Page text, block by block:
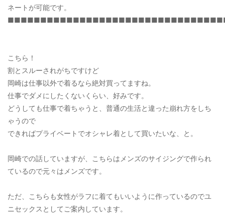
ネートが可能です。
こちら！
割とスルーされがちですけど
岡崎は仕事以外で着るなら絶対買ってますね。
仕事でダメにしたくないくらい、好みです。
どうしても仕事で着ちゃうと、普通の生活と違った崩れ方をしち
ゃうので
できればプライベートでオシャレ着として買いたいな、と。
岡崎での話していますが、こちらはメンズのサイジングで作られ
ているので元々はメンズです。
ただ、こちらも女性がラフに着てもいいように作っているのでユ
ニセックスとしてご案内しています。